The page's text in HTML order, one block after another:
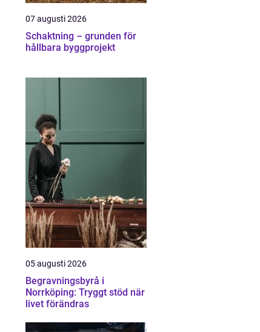
07 augusti 2026
Schaktning – grunden för
hållbara byggprojekt
05 augusti 2026
Begravningsbyrå i
Norrköping: Tryggt stöd när
livet förändras